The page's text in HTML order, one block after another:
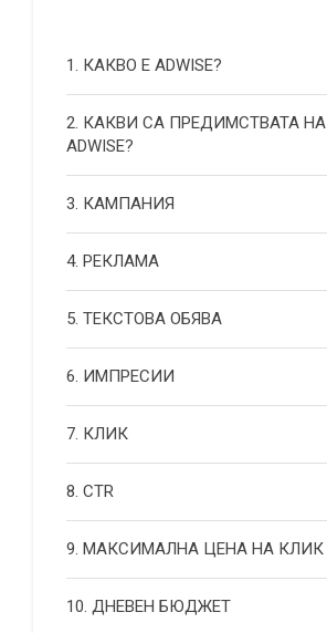
1. КАКВО Е ADWISE?
2. КАКВИ СА ПРЕДИМСТВАТА НА
ADWISE?
3. КАМПАНИЯ
4. РЕКЛАМА
5. ТЕКСТОВА ОБЯВА
6. ИМПРЕСИИ
7. КЛИК
8. CTR
9. МАКСИМАЛНА ЦЕНА НА КЛИК
10. ДНЕВЕН БЮДЖЕТ